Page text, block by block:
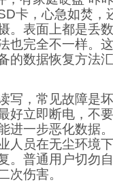
卡，心急如焚，
。表面上都是丢
也完全不一样。
的数据恢复方法
写，常见故障是
好立即断电，不
进一步恶化数据
人员在无尘环境
。普通用户切勿
次伤害。